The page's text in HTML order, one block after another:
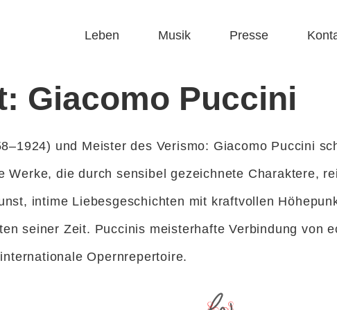
Leben Musik Presse
Giacomo Puccini
und Meister des Verismo: Giacomo Puccini
Werke, die durch sensibel gezeichnete Charaktere,
intime Liebesgeschichten mit kraftvollen
seiner Zeit. Puccinis meisterhafte Verbindung von
Opern­repertoire.